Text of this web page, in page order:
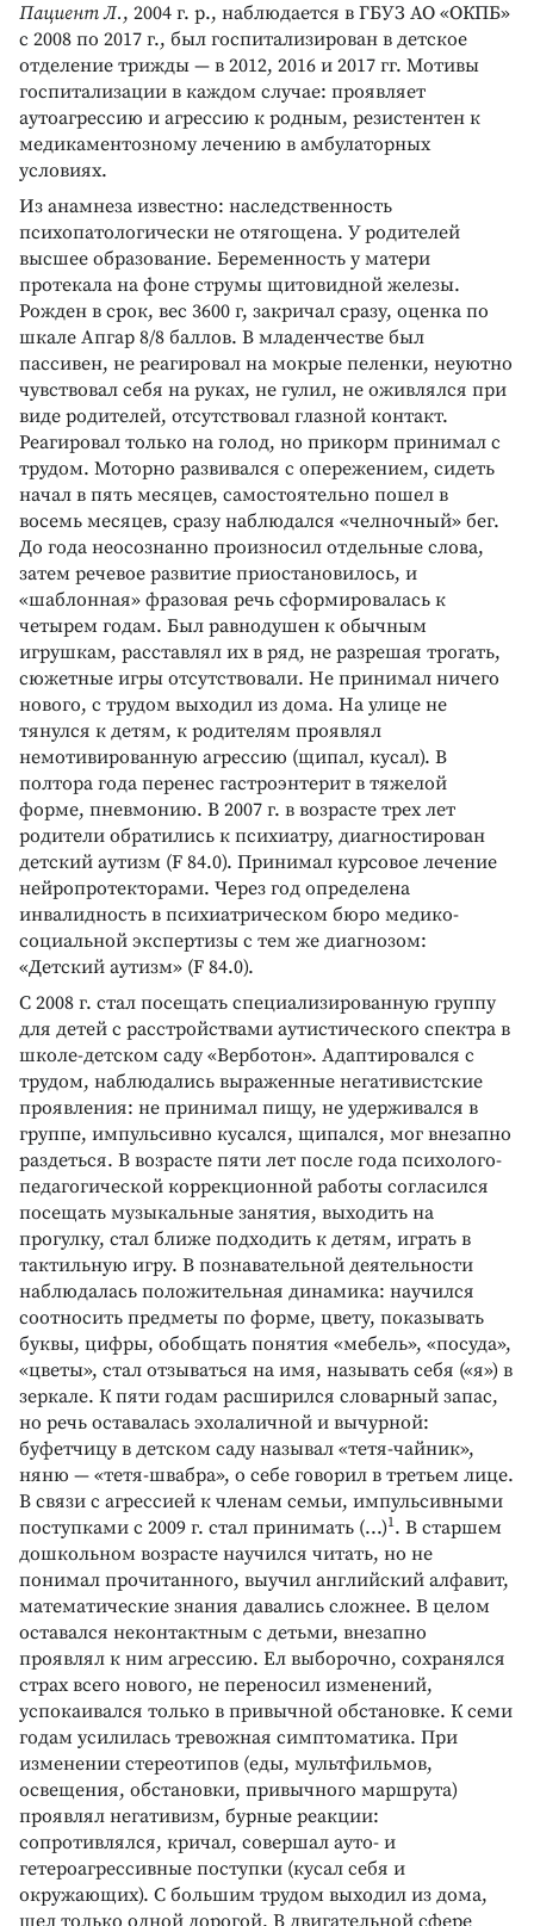
Пациент Л., 2004 г. р., наблюдается в ГБУЗ АО «ОКПБ»
с 2008 по 2017 г., был госпитализирован в детское
отделение трижды — в 2012, 2016 и 2017 гг. Мотивы
госпитализации в каждом случае: проявляет
аутоагрессию и агрессию к родным, резистентен к
медикаментозному лечению в амбулаторных
условиях.
Из анамнеза известно: наследственность
психопатологически не отягощена. У родителей
высшее образование. Беременность у матери
протекала на фоне струмы щитовидной железы.
Рожден в срок, вес 3600 г, закричал сразу, оценка по
шкале Апгар 8/8 баллов. В младенчестве был
пассивен, не реагировал на мокрые пеленки, неуютно
чувствовал себя на руках, не гулил, не оживлялся при
виде родителей, отсутствовал глазной контакт.
Реагировал только на голод, но прикорм принимал с
трудом. Моторно развивался с опережением, сидеть
начал в пять месяцев, самостоятельно пошел в
восемь месяцев, сразу наблюдался «челночный» бег.
До года неосознанно произносил отдельные слова,
затем речевое развитие приостановилось, и
«шаблонная» фразовая речь сформировалась к
четырем годам. Был равнодушен к обычным
игрушкам, расставлял их в ряд, не разрешая трогать,
сюжетные игры отсутствовали. Не принимал ничего
нового, с трудом выходил из дома. На улице не
тянулся к детям, к родителям проявлял
немотивированную агрессию (щипал, кусал). В
полтора года перенес гастроэнтерит в тяжелой
форме, пневмонию. В 2007 г. в возрасте трех лет
родители обратились к психиатру, диагностирован
детский аутизм (F 84.0). Принимал курсовое лечение
нейропротекторами. Через год определена
инвалидность в психиатрическом бюро медико-
социальной экспертизы с тем же диагнозом:
«Детский аутизм» (F 84.0).
С 2008 г. стал посещать специализированную группу
для детей с расстройствами аутистического спектра в
школе-детском саду «Верботон». Адаптировался с
трудом, наблюдались выраженные негативистские
проявления: не принимал пищу, не удерживался в
группе, импульсивно кусался, щипался, мог внезапно
раздеться. В возрасте пяти лет после года психолого-
педагогической коррекционной работы согласился
посещать музыкальные занятия, выходить на
прогулку, стал ближе подходить к детям, играть в
тактильную игру. В познавательной деятельности
наблюдалась положительная динамика: научился
соотносить предметы по форме, цвету, показывать
буквы, цифры, обобщать понятия «мебель», «посуда»,
«цветы», стал отзываться на имя, называть себя («я») в
зеркале. К пяти годам расширился словарный запас,
но речь оставалась эхолаличной и вычурной:
буфетчицу в детском саду называл «тетя-чайник»,
няню — «тетя-швабра», о себе говорил в третьем лице.
В связи с агрессией к членам семьи, импульсивными
поступками с 2009 г. стал принимать (...)1. В старшем
дошкольном возрасте научился читать, но не
понимал прочитанного, выучил английский алфавит,
математические знания давались сложнее. В целом
оставался неконтактным с детьми, внезапно
проявлял к ним агрессию. Ел выборочно, сохранялся
страх всего нового, не переносил изменений,
успокаивался только в привычной обстановке. К семи
годам усилилась тревожная симптоматика. При
изменении стереотипов (еды, мультфильмов,
освещения, обстановки, привычного маршрута)
проявлял негативизм, бурные реакции:
сопротивлялся, кричал, совершал ауто- и
гетероагрессивные поступки (кусал себя и
окружающих). С большим трудом выходил из дома,